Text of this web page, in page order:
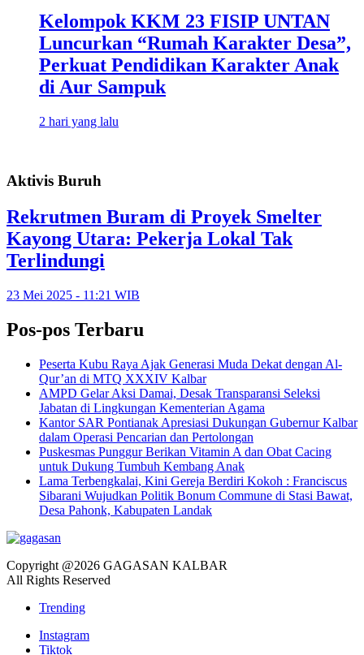
Kelompok KKM 23 FISIP UNTAN
Luncurkan “Rumah Karakter Desa”,
Perkuat Pendidikan Karakter Anak
di Aur Sampuk
2 hari yang lalu
Aktivis Buruh
Rekrutmen Buram di Proyek Smelter
Kayong Utara: Pekerja Lokal Tak
Terlindungi
23 Mei 2025 - 11:21 WIB
Pos-pos Terbaru
Peserta Kubu Raya Ajak Generasi Muda Dekat dengan Al-
Qur’an di MTQ XXXIV Kalbar
AMPD Gelar Aksi Damai, Desak Transparansi Seleksi
Jabatan di Lingkungan Kementerian Agama
Kantor SAR Pontianak Apresiasi Dukungan Gubernur Kalbar
dalam Operasi Pencarian dan Pertolongan
Puskesmas Punggur Berikan Vitamin A dan Obat Cacing
untuk Dukung Tumbuh Kembang Anak
Lama Terbengkalai, Kini Gereja Berdiri Kokoh : Franciscus
Sibarani Wujudkan Politik Bonum Commune di Stasi Bawat,
Desa Pahonk, Kabupaten Landak
Copyright @2026 GAGASAN KALBAR
All Rights Reserved
Trending
Instagram
Tiktok